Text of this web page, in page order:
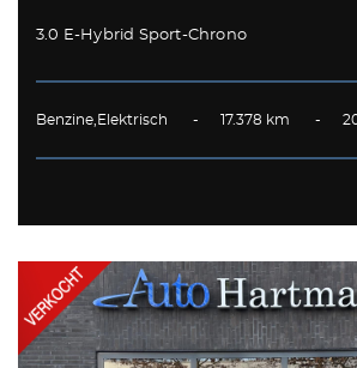
3.0 E-Hybrid Sport-Chrono
Benzine,Elektrisch - 17.378 km -